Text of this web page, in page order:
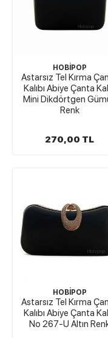
HOBİPOP
Astarsız Tel Kırma
Kalıbı Abiye Çanta
Mini Dikdörtgen
Renk
270,00 TL
HOBİPOP
Astarsız Tel Kırma
Kalıbı Abiye Çanta
No 267-U Altın